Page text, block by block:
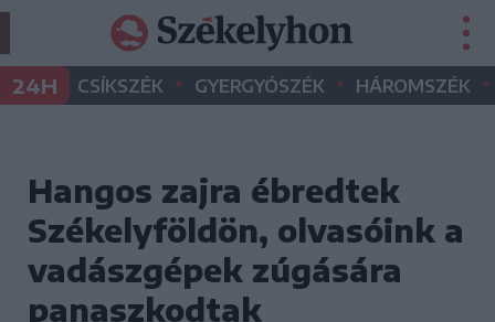
24H CSÍKSZÉK • GYERGYÓSZÉK • HÁROMSZÉK •
Hangos zajra ébredtek
Székelyföldön, olvasóink a
vadászgépek zúgására
panaszkodtak